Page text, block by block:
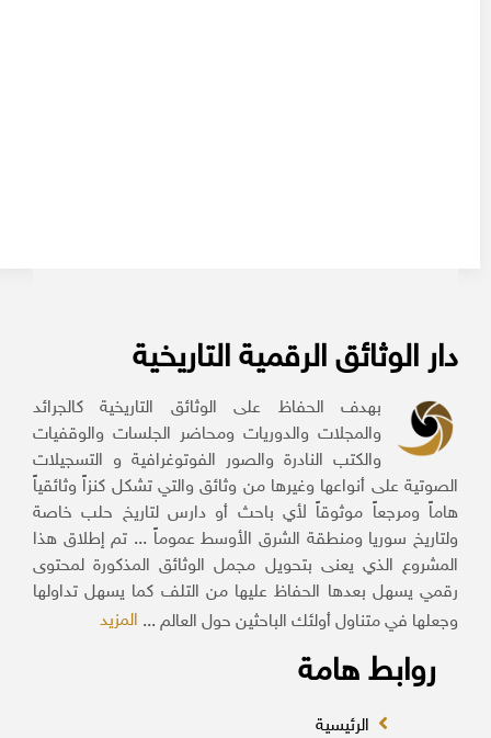
دار الوثائق الرقمية التاريخية
بهدف الحفاظ على الوثائق التاريخية كالجرائد
والمجلات والدوريات ومحاضر الجلسات والوقفيات
والكتب النادرة والصور الفوتوغرافية و التسجيلات
الصوتية على أنواعها وغيرها من وثائق والتي تشكل كنزاً وثائقياً
هاماً ومرجعاً موثوقاً لأي باحث أو دارس لتاريخ حلب خاصة
ولتاريخ سوريا ومنطقة الشرق الأوسط عموماً ... تم إطلاق هذا
المشروع الذي يعنى بتحويل مجمل الوثائق المذكورة لمحتوى
رقمي يسهل بعدها الحفاظ عليها من التلف كما يسهل تداولها
وجعلها في متناول أولئك الباحثين حول العالم ...المزيد
روابط هامة
الرئيسية